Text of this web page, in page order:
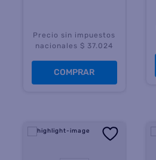
Precio sin impuestos
nacionales $ 37.024
COMPRAR